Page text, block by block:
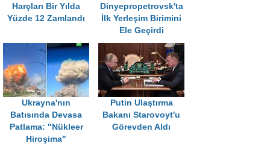
Harçları Bir Yılda
Yüzde 12 Zamlandı
Dinyepropetrovsk'ta
İlk Yerleşim Birimini
Ele Geçirdi
Ukrayna'nın
Batısında Devasa
Patlama: "Nükleer
Hiroşima"
Putin Ulaştırma
Bakanı Starovoyt'u
Görevden Aldı